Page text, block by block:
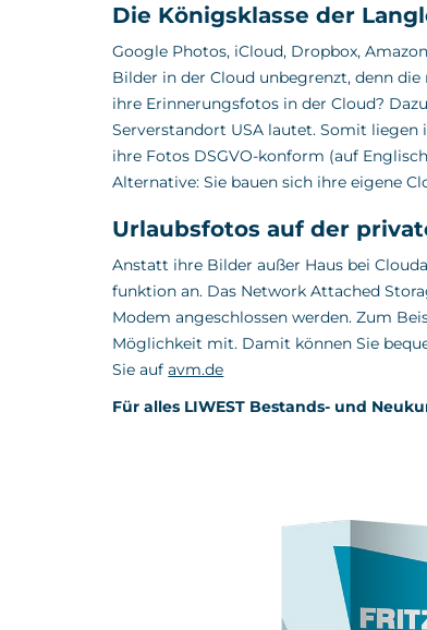
Die Königsklasse der
Google Photos, iCloud, Dropbox,
Bilder in der Cloud unbegrenzt, denn
ihre Erinnerungsfotos in der Cloud?
Serverstandort USA lautet. Somit
ihre Fotos DSGVO-konform (auf
Alternative: Sie bauen sich ihre eigene
Urlaubsfotos auf der
Anstatt ihre Bilder außer Haus bei
funktion an. Das Network Attached
Modem angeschlossen werden. Zum
Möglichkeit mit. Damit können Sie
Sie aufavm.de
Für alles LIWEST Bestands- und